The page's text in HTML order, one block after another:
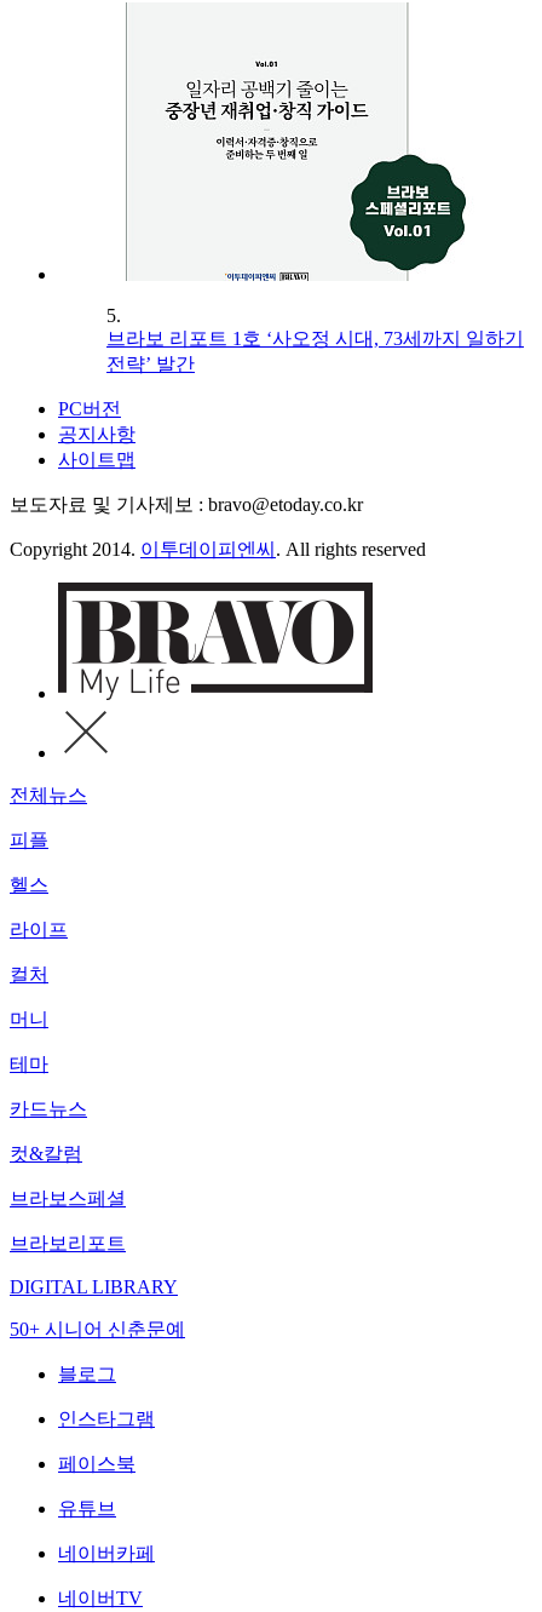
5.
브라보 리포트 1호 ‘사오정 시대, 73세까지 일하기
전략’ 발간
PC버전
공지사항
사이트맵
보도자료 및 기사제보 : bravo@etoday.co.kr
Copyright 2014. 이투데이피엔씨 . All rights reserved
전체뉴스
피플
헬스
라이프
컬처
머니
테마
카드뉴스
컷&칼럼
브라보스페셜
브라보리포트
DIGITAL LIBRARY
50+ 시니어 신춘문예
블로그
인스타그램
페이스북
유튜브
네이버카페
네이버TV